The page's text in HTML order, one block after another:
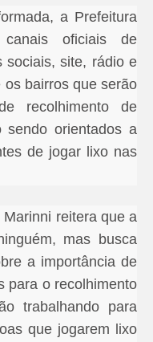
a Prefeitura
oficiais de
sociais, site, rádio e
bairros que serão
recolhimento de
sendo orientados a
de jogar lixo nas
reitera que a
mas busca
a importância de
para o recolhimento
trabalhando para
que jogarem lixo